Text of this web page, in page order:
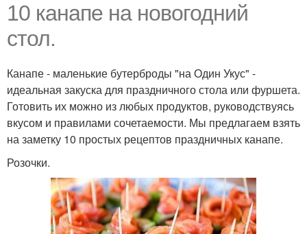
10 канапе на новогодний
стол.
Канапе - маленькие бутерброды "на Один Укус" -
идеальная закуска для праздничного стола или фуршета.
Готовить их можно из любых продуктов, руководствуясь
вкусом и правилами сочетаемости. Мы предлагаем взять
на заметку 10 простых рецептов праздничных канапе.
Розочки.